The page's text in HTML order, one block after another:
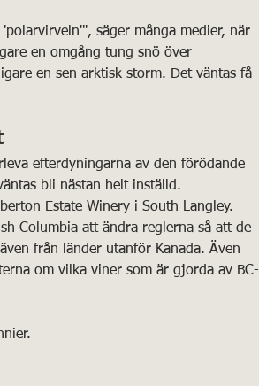
säger många medier, när
en omgång tung snö över
en sen arktisk storm. Det väntas få
efterdyningarna av den förödande
bli nästan helt inställd.
Estate Winery i South Langley.
Columbia att ändra reglerna så att de
från länder utanför Kanada. Även
om vilka viner som är gjorda av BC-